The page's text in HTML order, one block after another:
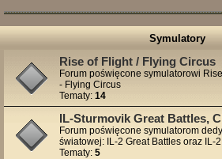
Symulatory
Rise of Flight / Flying Circus
Forum poświęcone symulatorowi
- Flying Circus
Tematy: 14
IL-Sturmovik Great Battles,
Forum poświęcone symulatorom
światowej: IL-2 Great Battles oraz IL-
Tematy: 5